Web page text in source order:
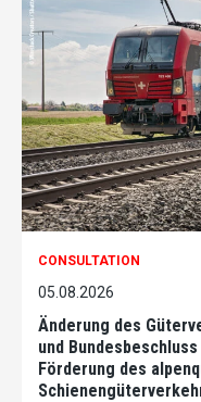
CONSULTATION
05.08.2026
Änderung des
und
Förderung des